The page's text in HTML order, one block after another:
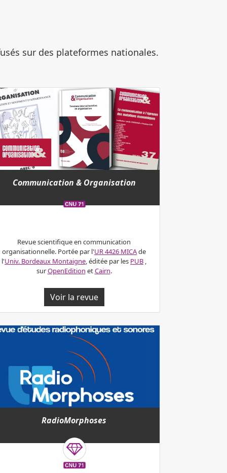
sur des plateformes nationales.
Communication & Organisation
Revue scientifique en communication
organisationnelle. Portée par l'UR 4426 MICAde
l'Univ. Bordeaux Montaigne, éditée par les PUB ,
surOpenEdition etCairn.
Voir la revue
RadioMorphoses